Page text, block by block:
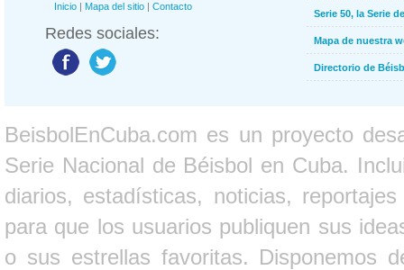
Inicio | Mapa del sitio | Contacto
Redes sociales:
Serie 50, la Serie
Mapa de nuestra
Directorio de
BeisbolEnCuba.com es un proyecto
Serie Nacional de Béisbol en Cuba.
diarios, estadísticas, noticias,
para que los usuarios publiquen sus
o sus estrellas favoritas. Disponemos